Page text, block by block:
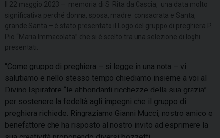
Il 22 maggio 2023 – memoria di S. Rita da Cascia, una data molto
significativa perché donna, sposa, madre consacrata e Santa,
grande Santa – è stato presentato il Logo del gruppo di preghiera P.
Pio “Maria Immacolata” che si è scelto tra una selezione di loghi
presentati.
“Come gruppo di preghiera – si legge in una nota – vi
salutiamo e nello stesso tempo chiediamo insieme a voi al
Divino Ispiratore “le abbondanti ricchezze della sua grazia”
per sostenere la fedeltà agli impegni che il gruppo di
preghiera richiede. Ringraziamo Gianni Mucci, nostro amico e
benefattore che ha risposto al nostro invito ad esprimere la